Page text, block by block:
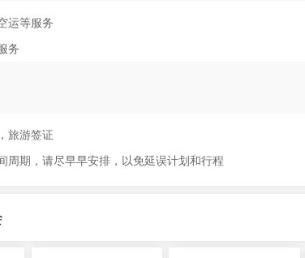
运等服务
务
旅游签证
周期，请尽早早安排，以免延误计划和行程